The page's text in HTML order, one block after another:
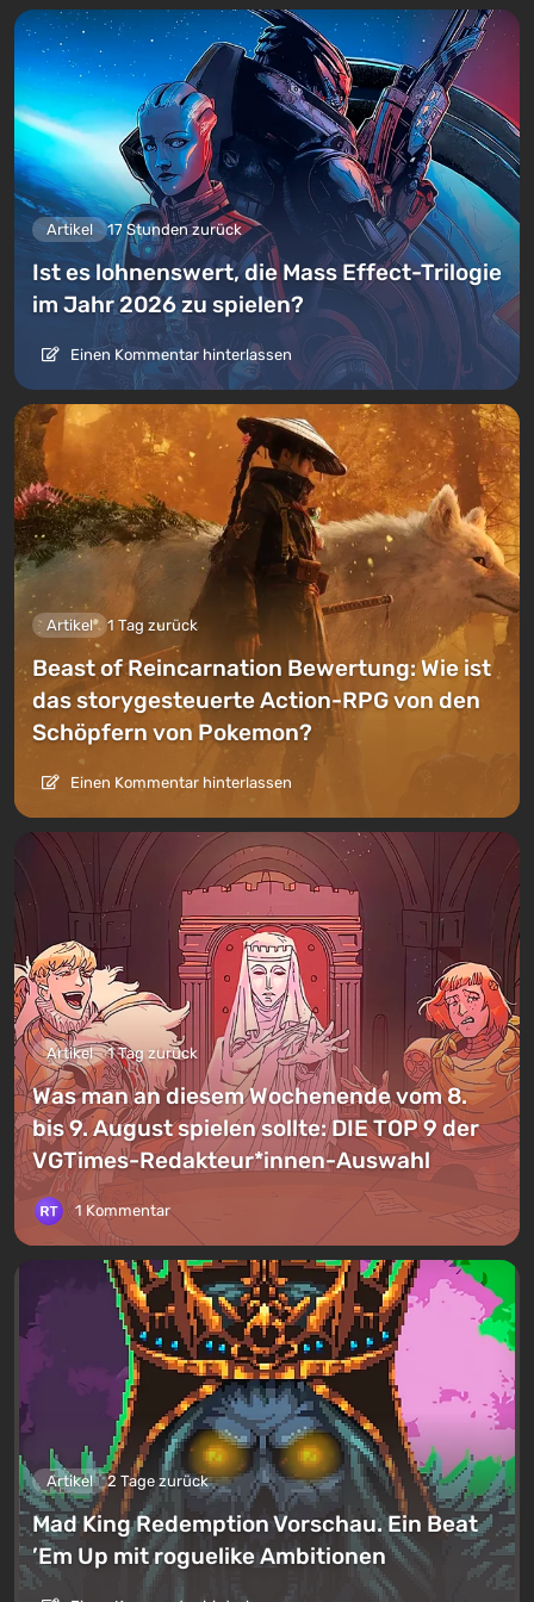
Artikel 17 Stunden zurück
Ist es lohnenswert, die Mass Effect-Trilogie
im Jahr 2026 zu spielen?
Einen Kommentar hinterlassen
Artikel 1 Tag zurück
Beast of Reincarnation Bewertung: Wie ist
das storygesteuerte Action-RPG von den
Schöpfern von Pokemon?
Einen Kommentar hinterlassen
Artikel 1 Tag zurück
Was man an diesem Wochenende vom 8.
bis 9. August spielen sollte: DIE TOP 9 der
VGTimes-Redakteur*innen-Auswahl
1 Kommentar
Artikel 2 Tage zurück
Mad King Redemption Vorschau. Ein Beat
’Em Up mit roguelike Ambitionen